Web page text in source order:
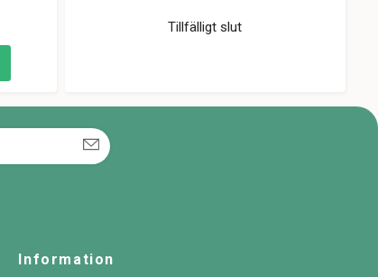
Tillfälligt slut
Information